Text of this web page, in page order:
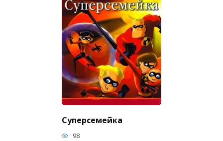
Суперсемейка
98